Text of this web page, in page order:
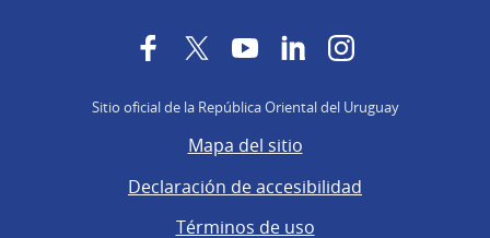
FacebookTwitterYouTubeLinkedInInstagram
Sitio oficial de la República Oriental del Uruguay
Mapa del sitio
Declaración de accesibilidad
Términos de uso